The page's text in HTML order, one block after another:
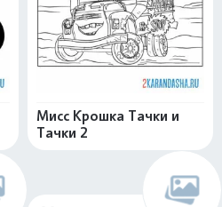
Мисс Крошка Тачки и
Тачки 2